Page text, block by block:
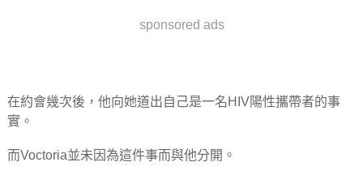
sponsored ads
在約會幾次後，他向她道出自己是一名HIV陽性攜帶者的事
實。
而Voctoria並未因為這件事而與他分開。